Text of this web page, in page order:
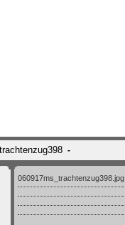
-
060917ms_trachtenzug398.jpg